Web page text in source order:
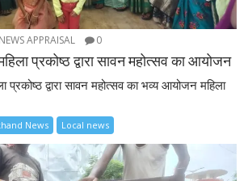
NEWS APPRAISAL 0
प्रकोष्ठ द्वारा सावन महोत्सव का आयोजन
प्रकोष्ठ द्वारा सावन महोत्सव का भव्य आयोजन महिला
News Local news